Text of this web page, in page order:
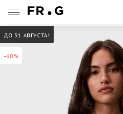
-60%
ДО 31 АВГУСТА!